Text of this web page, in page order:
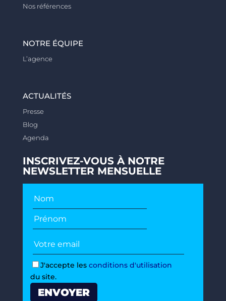
Nos références
NOTRE ÉQUIPE
L’agence
ACTUALITÉS
Presse
Blog
Agenda
INSCRIVEZ-VOUS À NOTRE
NEWSLETTER MENSUELLE
J'accepte les conditions d'utilisation
du site.